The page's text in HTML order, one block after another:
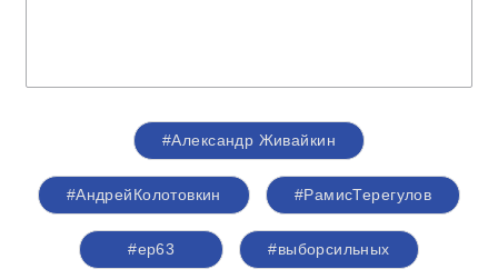
#Александр Живайкин
#АндрейКолотовкин #РамисТерегулов
#ер63 #выборсильных